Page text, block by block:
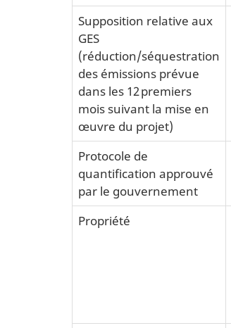
Supposition relative aux
GES
(réduction/séquestration
des émissions prévue
dans les 12 premiers
mois suivant la mise en
œuvre du projet)
Protocole de
quantification approuvé
par le gouvernement
Propriété